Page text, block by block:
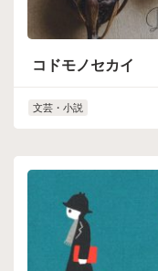
コドモノセカイ
文芸・小説